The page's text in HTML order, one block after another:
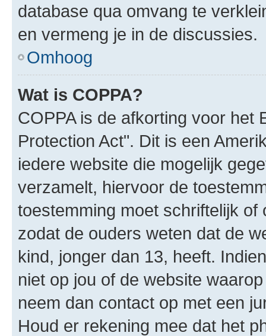
database qua omvang te
en vermeng je in de discussies.
Omhoog
Wat is COPPA?
COPPA is de afkorting voor het
Protection Act". Dit is een
iedere website die mogelijk
verzamelt, hiervoor de
toestemming moet schriftelijk
zodat de ouders weten dat de
kind, jonger dan 13, heeft.
niet op jou of de website
neem dan contact op met een
Houd er rekening mee dat het